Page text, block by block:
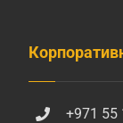
+971 55